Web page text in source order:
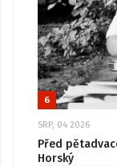
6
SRP, 04 2026
Před
Horský